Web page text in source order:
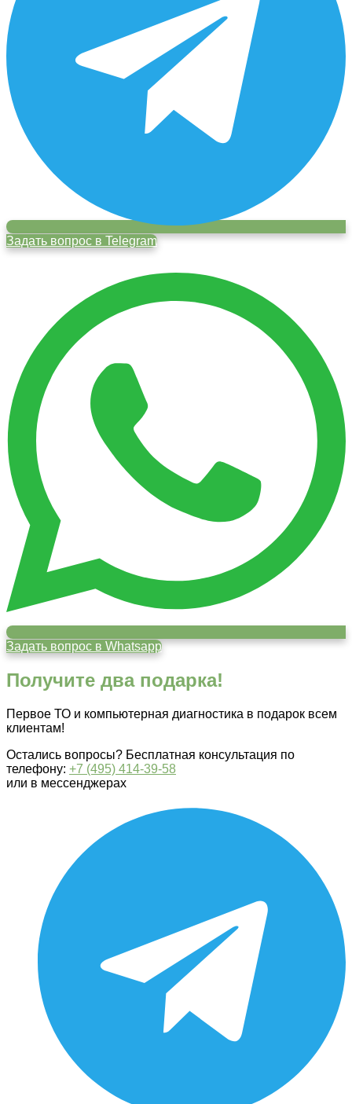
Задать вопрос в Telegram
Задать вопрос в Whatsapp
Получите два подарка!
Первое ТО и компьютерная диагностика в подарок всем
клиентам!
Остались вопросы? Бесплатная консультация по
телефону: +7 (495) 414-39-58
или в мессенджерах